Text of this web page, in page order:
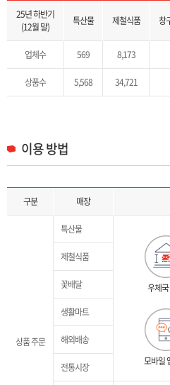
25년 하반기
(12월 말)
특산물 제철식품 창
업체수 569 8,173
상품수 5,568 34,721
이용 방법
매장별 이용 방법 안내 목록으로 구분, 매장, 방법을 제공합니다.
구분 매장
상품 주문
특산물
우체
모바일
제철식품
꽃배달
생활마트
해외배송
전통시장